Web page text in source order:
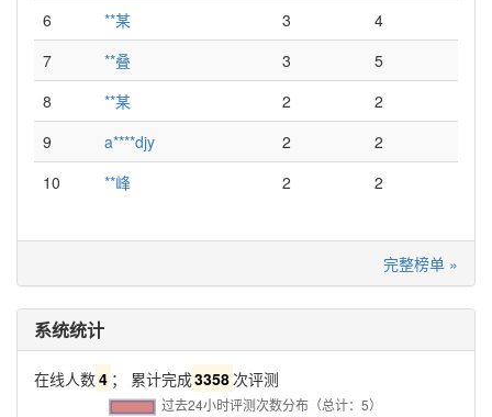
6
**某 3
4
7
**叠 3
5
8
**某 2
2
9
a****djy 2
2
10
**峰 2 2
完整榜单 »
系统统计
在线人数4 ； 累计完成3358 次评测